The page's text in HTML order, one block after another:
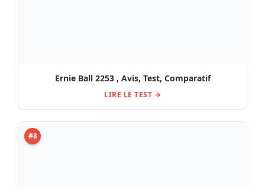
Ernie Ball 2253 , Avis, Test, Comparatif
LIRE LE TEST →
#8